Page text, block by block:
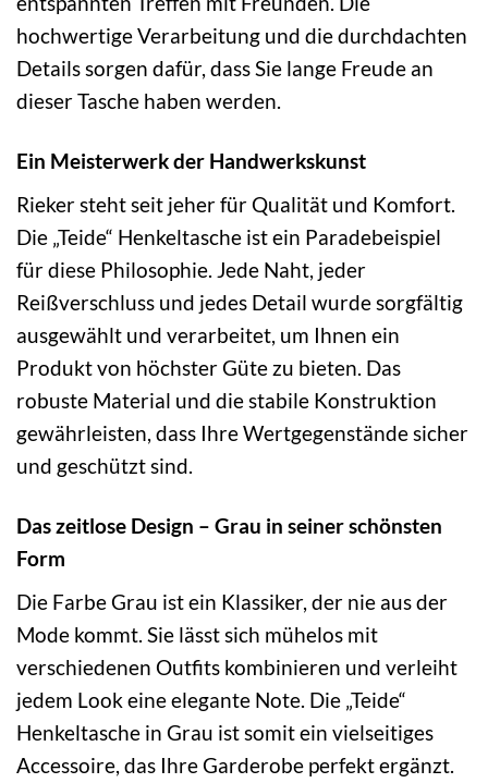
hochwertige Verarbeitung und die durchdachten
Details sorgen dafür, dass Sie lange Freude an
dieser Tasche haben werden.
Ein Meisterwerk der Handwerkskunst
Rieker steht seit jeher für Qualität und Komfort.
Die „Teide“ Henkeltasche ist ein Paradebeispiel
für diese Philosophie. Jede Naht, jeder
Reißverschluss und jedes Detail wurde sorgfältig
ausgewählt und verarbeitet, um Ihnen ein
Produkt von höchster Güte zu bieten. Das
robuste Material und die stabile Konstruktion
gewährleisten, dass Ihre Wertgegenstände sicher
und geschützt sind.
Das zeitlose Design – Grau in seiner schönsten
Form
Die Farbe Grau ist ein Klassiker, der nie aus der
Mode kommt. Sie lässt sich mühelos mit
verschiedenen Outfits kombinieren und verleiht
jedem Look eine elegante Note. Die „Teide“
Henkeltasche in Grau ist somit ein vielseitiges
Accessoire, das Ihre Garderobe perfekt ergänzt.